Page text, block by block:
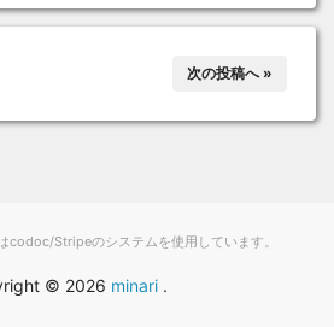
次の投稿へ »
codoc/Stripeのシステムを使用しています。
© 2026 minari.